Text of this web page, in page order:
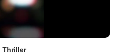
Thriller